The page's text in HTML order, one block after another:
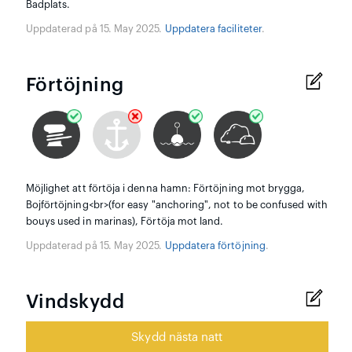
Badplats.
Uppdaterad på 15. May 2025. Uppdatera faciliteter.
Förtöjning
Möjlighet att förtöja i denna hamn: Förtöjning mot brygga,
Bojförtöjning<br>(for easy "anchoring", not to be confused with
bouys used in marinas), Förtöja mot land.
Uppdaterad på 15. May 2025. Uppdatera förtöjning.
Vindskydd
Skydd nästa natt